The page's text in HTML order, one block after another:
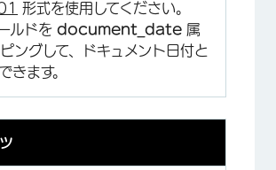
形式を使用してください。
ルドを document_date 属
ングして、ドキュメント日付と
きます。